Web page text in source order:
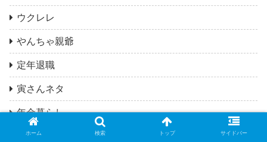
ウクレレ
やんちゃ親爺
定年退職
寅さんネタ
年金暮らし
成人病対策
ホーム 検索 トップ サイドバー